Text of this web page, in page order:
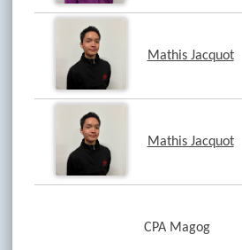
Mathis Jacquot
Mathis Jacquot
CPA Magog